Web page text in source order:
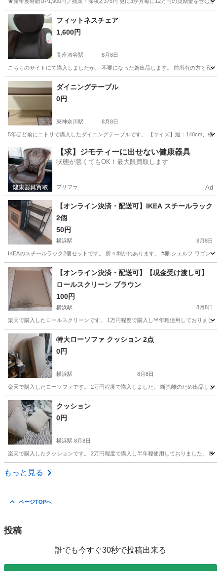
神奈川 藤沢市 その他
フィットネスチェア
1,600円
高座渋谷駅 8月8日
こちらのサイトにて購入しましたが、 不要になった為出品します。 前所有の方と私
神奈川 大和市 高座渋谷駅 椅子
ダイニングテーブル
0円
東神奈川駅 8月8日
5年ほど前にニトリで購入したダイニングテーブルです。 【サイズ】縦：140cm、横
神奈川 横浜市 東神奈川駅 家具
【求】ジモティーに出せない健康器具
状態が悪くてもOK！最大限買取します
プリフラ Ad
【オンライン決済・配送可】IKEA スチールラック
2個
50円
横浜駅 8月8日
IKEAのスチールラック2個セットです。 所々剥がれあります。 #棚 シェルフ ワゴン
神奈川 横浜市 横浜駅 収納家具 IKEA
【オンライン決済・配送可】【現金受け渡し可】
ロールスクリーン ブラウン
100円
横浜駅 8月8日
楽天で購入したロールスクリーンです。 1万円程度で購入し半年程使用しておりまし
神奈川 横浜市 カーテン、ブラインド
ロールスクリーン
特大ローソファ クッション 2点
0円
横浜駅 8月8日
楽天で購入したローソファです。 2万円程度で購入しました。 断捨離のため出品し
神奈川 横浜市 クッション
0円
横浜駅 8月8日
楽天で購入したクッションです。 2万円程度で購入し半年程使用しておりました。
神奈川 横浜市
もっと見る
ページTOPへ
投稿
誰でも今すぐ30秒で投稿出来る